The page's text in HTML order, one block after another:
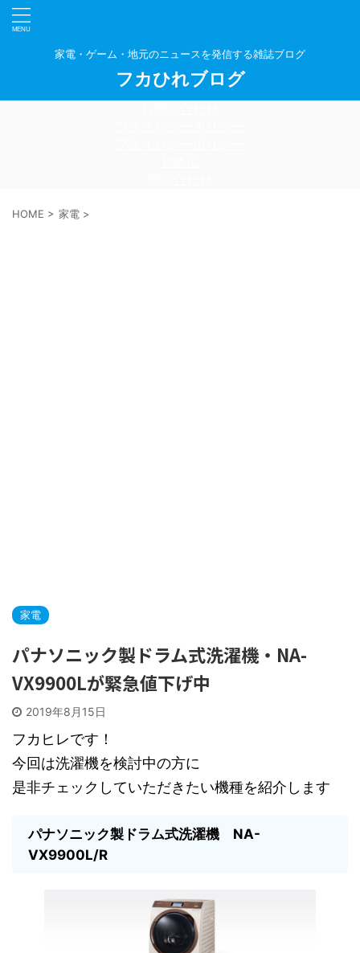
家電・ゲーム・地元のニュースを発信する雑誌ブログ
フカひれブログ
HOME > 家電 >
家電
パナソニック製ドラム式洗濯機・NA-
VX9900Lが緊急値下げ中
2019年8月15日
フカヒレです！
今回は洗濯機を検討中の方に
是非チェックしていただきたい機種を紹介します
パナソニック製ドラム式洗濯機 NA-
VX9900L/R